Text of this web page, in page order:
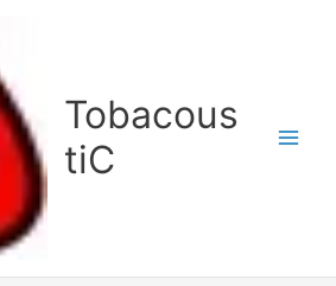
Tobacous
tiC